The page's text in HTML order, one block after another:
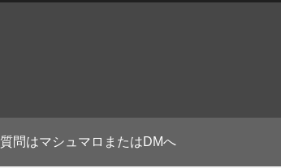
質問はマシュマロまたはDMへ